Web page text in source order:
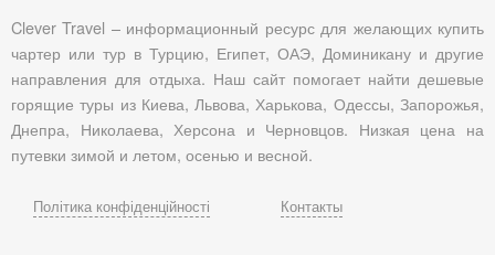
Clever Travel – информационный ресурс для желающих купить
чартер или тур в Турцию, Египет, ОАЭ, Доминикану и другие
направления для отдыха. Наш сайт помогает найти дешевые
горящие туры из Киева, Львова, Харькова, Одессы, Запорожья,
Днепра, Николаева, Херсона и Черновцов. Низкая цена на
путевки зимой и летом, осенью и весной.
Політика конфіденційності Контакты